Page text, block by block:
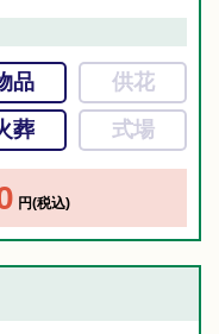
品
供花
葬 式場
円(税込)